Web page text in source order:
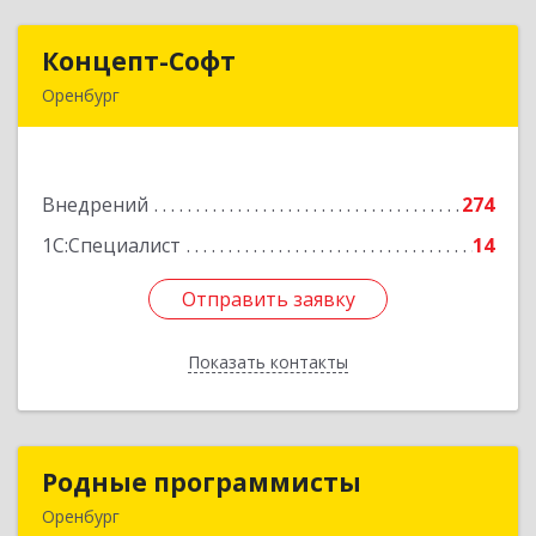
Концепт-Софт
Оренбург
Внедрений
274
1С:Специалист
14
Отправить заявку
Показать контакты
Подробнее
Отправить заявку
Назад
Родные программисты
Оренбург
Родные программисты